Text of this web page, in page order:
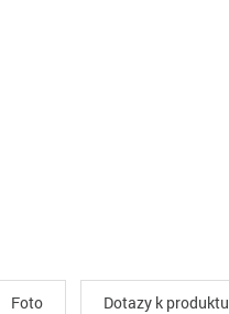
Foto Dotazy k produktu